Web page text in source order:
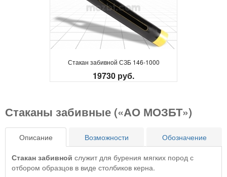
Стакан забивной СЗБ 146-1000
19730 руб.
Стаканы забивные («АО МОЗБТ»)
Описание Возможности
Обозначение
Стакан забивной служит для бурения мягких пород с
отбором образцов в виде столбиков керна.